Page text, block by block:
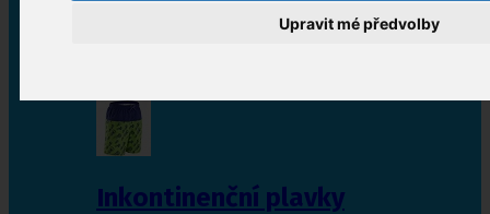
Upravit mé předvolby
Inkontinenční vložky
Inkontinenční plavky